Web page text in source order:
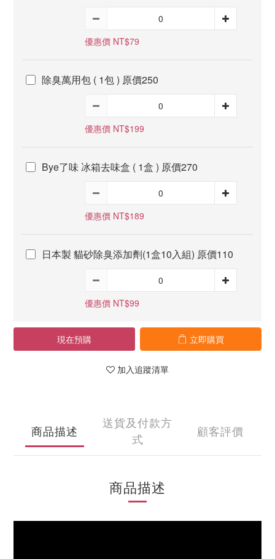
優惠價 NT$79
除臭萬用包 ( 1包 ) 原價250
優惠價 NT$199
Bye了味 冰箱去味盒 ( 1盒 ) 原價270
優惠價 NT$189
日本製 貓砂除臭添加劑(1盒10入組) 原價110
優惠價 NT$99
現在預購 立即購買
加入追蹤清單
商品描述
送貨及付款方
式
顧客評價
商品描述